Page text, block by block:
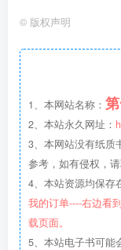
© 版权声明
1、本网站名称：
2、本站永久网址：
3、本网站没有纸质
参考，如有侵权，
4、本站资源均保存
我的订单----右边看
载页面。
5、本站电子书可能